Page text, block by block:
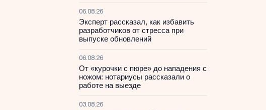
06.08.26
Эксперт рассказал, как избавить
разработчиков от стресса при
выпуске обновлений
06.08.26
От «курочки с пюре» до нападения с
ножом: нотариусы рассказали о
работе на выезде
03.08.26